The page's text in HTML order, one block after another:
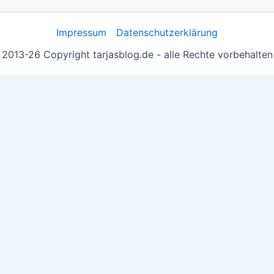
Impressum
Datenschutzerklärung
2013-26 Copyright tarjasblog.de - alle Rechte vorbehalten